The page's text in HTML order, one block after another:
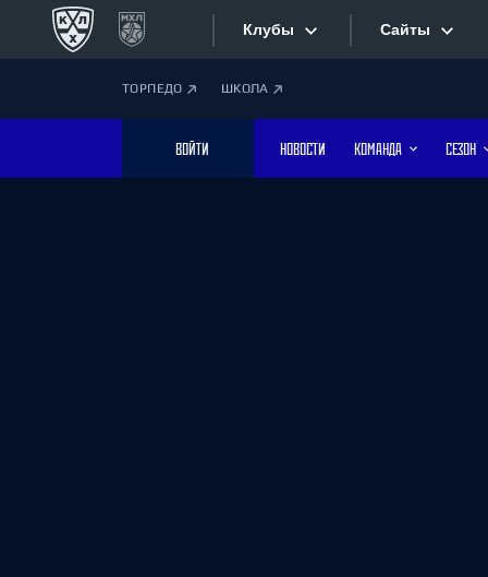
Клубы
Дивизион Боброва
Лада
Сайты
ТОРПЕДО ШКОЛА
ВОЙТИ НОВОСТИ КОМАНДА СЕЗОН